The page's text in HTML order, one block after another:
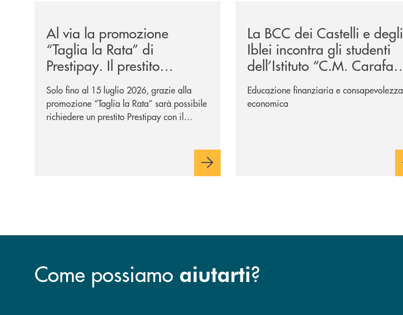
Al via la promozione
“Taglia la Rata” di
Prestipay. Il prestito
personale che si fa in due
per te!
Solo fino al 15 luglio 2026, grazie alla
promozione “Taglia la Rata” sarà possibile
richiedere un prestito Prestipay con il
La BCC dei Castelli e degli
Iblei incontra gli studenti
dell’Istituto “C.M. Carafa”
di Mazzarino e Riesi
Educazione finanziaria e consapevolezza
economica
Come possiamo aiutarti?